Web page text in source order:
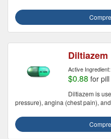
Diltiazem
Active Ingredient:
$0.88 for pill
Diltiazem is
pressure), angina (chest pain),